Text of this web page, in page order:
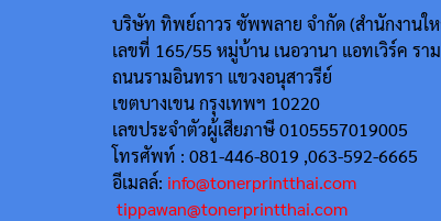
บริษัท ทิพย์ถาวร ซัพพลาย จำกัด (สำนักงานใ
เลขที่ 165/55 หมู่บ้าน เนอวานา แอทเวิร์ค รา
ถนนรามอินทรา แขวงอนุสาวรีย์
เขตบางเขน กรุงเทพฯ 10220
เลขประจำตัวผู้เสียภาษี 0105557019005
โทรศัพท์ : 081-446-8019 ,063-592-6665
อีเมลล์: info@tonerprintthai.com
tippawan@tonerprintthai.com